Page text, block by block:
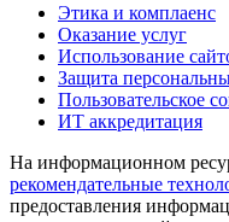
Этика и комплаенс
Оказание услуг
Использование
Защита
Пользовательское
ИТ аккредитация
На информационном
рекомендательные
предоставления